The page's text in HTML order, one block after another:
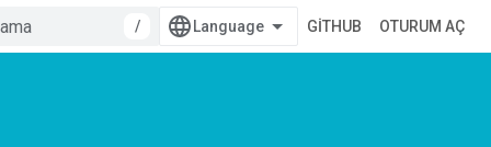
/ GITHUB OTURUM AÇ